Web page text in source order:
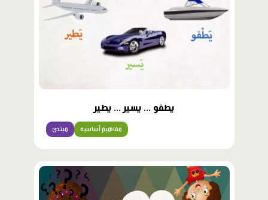
يطفو ... يسير ... يطير
مبتدئ مفاهيم أساسية